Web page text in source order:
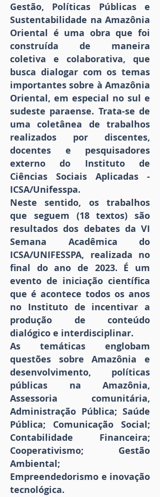
Gestão, Políticas Públicas e
Sustentabilidade na Amazônia
Oriental é uma obra que foi
construída de maneira
coletiva e colaborativa, que
busca dialogar com os temas
importantes sobre à Amazônia
Oriental, em especial no sul e
sudeste paraense. Trata-se de
uma coletânea de trabalhos
realizados por discentes,
docentes e pesquisadores
externo do Instituto de
Ciências Sociais Aplicadas -
ICSA/Unifesspa.
Neste sentido, os trabalhos
que seguem (18 textos) são
resultados dos debates da VI
Semana Acadêmica do
ICSA/UNIFESSPA, realizada no
final do ano de 2023. É um
evento de iniciação científica
que é acontece todos os anos
no Instituto de incentivar a
produção de conteúdo
dialógico e interdisciplinar.
As temáticas englobam
questões sobre Amazônia e
desenvolvimento, políticas
públicas na Amazônia,
Assessoria comunitária,
Administração Pública; Saúde
Pública; Comunicação Social;
Contabilidade Financeira;
Cooperativismo; Gestão
Ambiental;
Empreendedorismo e inovação
tecnológica.